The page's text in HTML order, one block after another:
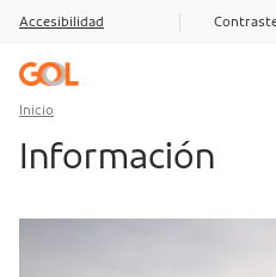
Ir al menu
Ir al contenido
Ir al pie de página
Accesibilidad
Inicio
Información